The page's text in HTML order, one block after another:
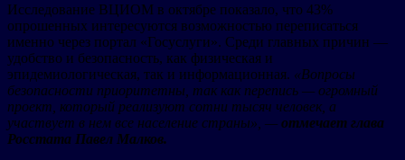
Исследование ВЦИОМ в октябре показало, что 43%
опрошенных интересуются возможностью переписаться
именно через портал «Госуслуги». Среди главных причин —
удобство и безопасность, как физическая и
эпидемиологическая, так и информационная. «Вопросы
безопасности приоритетны, так как перепись — огромный
проект, который реализуют сотни тысяч человек, а
участвует в нем все население страны», — отмечает глава
Росстата Павел Малков.